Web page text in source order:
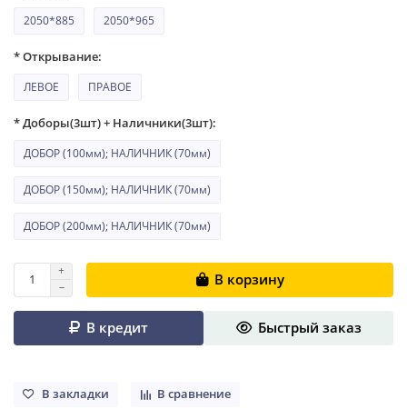
2050*885 2050*965
* Открывание:
ЛЕВОЕ ПРАВОЕ
* Доборы(3шт) + Наличники(3шт):
ДОБОР (100мм); НАЛИЧНИК (70мм)
ДОБОР (150мм); НАЛИЧНИК (70мм)
ДОБОР (200мм); НАЛИЧНИК (70мм)
В корзину
В кредит Быстрый заказ
В закладки В сравнение